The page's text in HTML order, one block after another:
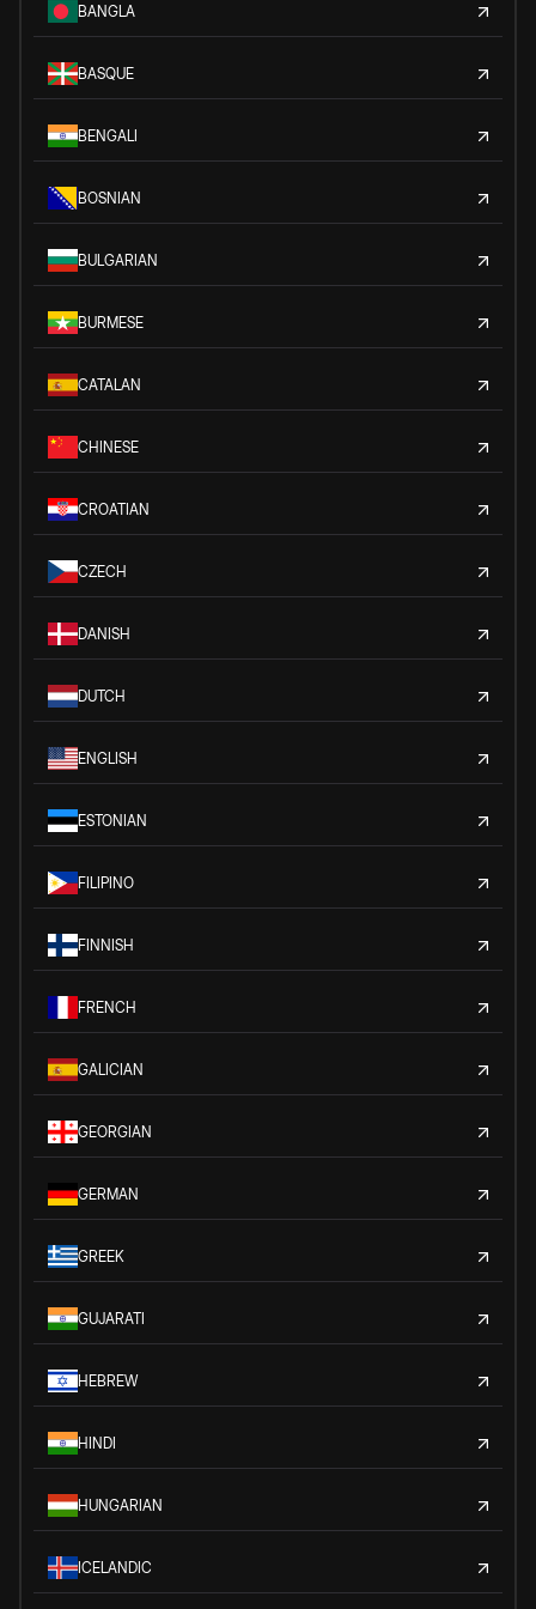
BANGLA
BASQUE
BENGALI
BOSNIAN
BULGARIAN
BURMESE
CATALAN
CHINESE
CROATIAN
CZECH
DANISH
DUTCH
ENGLISH
ESTONIAN
FILIPINO
FINNISH
FRENCH
GALICIAN
GEORGIAN
GERMAN
GREEK
GUJARATI
HEBREW
HINDI
HUNGARIAN
ICELANDIC